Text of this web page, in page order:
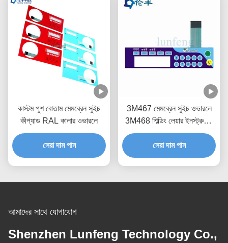
কাস্টম পুশ বোতাম মেমব্রেন সুইচ
কীপ্যাড RAL কালার ওভারলে
সেরা দাম পান
3M467 মেমব্রেন সুইচ ওভারলে
3M468 শিল্ডিং লেয়ার ইনস্ট্রুমেন্ট
প্যানেল ওভারলে
সেরা দাম পান
আমাদের সাথে যোগাযোগ
Shenzhen Lunfeng Technology Co.,